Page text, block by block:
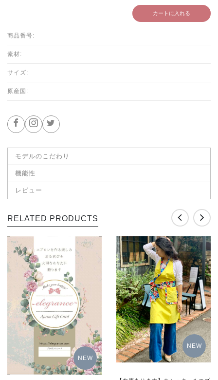
カートに入れる
商品番号:
素材:
サイズ:
原産国:
モデルのこだわり
機能性
レビュー
RELATED PRODUCTS
NEW
NEW